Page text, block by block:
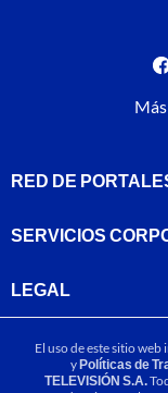
RED DE
SERVICIOS
LEGAL
El uso de este sitio
yPolíticas de
TELEVISIÓN S.A.